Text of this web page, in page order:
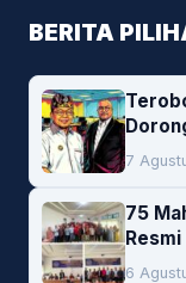
BERITA
7
75
6